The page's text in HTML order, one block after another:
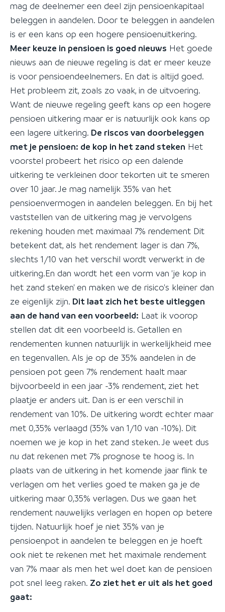
mag de deelnemer een deel zijn pensioenkapitaal
beleggen in aandelen. Door te beleggen in aandelen
is er een kans op een hogere pensioenuitkering.
Meer keuze in pensioen is goed nieuws Het goede
nieuws aan de nieuwe regeling is dat er meer keuze
is voor pensioendeelnemers. En dat is altijd goed.
Het probleem zit, zoals zo vaak, in de uitvoering.
Want de nieuwe regeling geeft kans op een hogere
pensioen uitkering maar er is natuurlijk ook kans op
een lagere uitkering. De riscos van doorbeleggen
met je pensioen: de kop in het zand steken Het
voorstel probeert het risico op een dalende
uitkering te verkleinen door tekorten uit te smeren
over 10 jaar. Je mag namelijk 35% van het
pensioenvermogen in aandelen beleggen. En bij het
vaststellen van de uitkering mag je vervolgens
rekening houden met maximaal 7% rendement Dit
betekent dat, als het rendement lager is dan 7%,
slechts 1/10 van het verschil wordt verwerkt in de
uitkering.En dan wordt het een vorm van 'je kop in
het zand steken' en maken we de risico's kleiner dan
ze eigenlijk zijn. Dit laat zich het beste uitleggen
aan de hand van een voorbeeld: Laat ik voorop
stellen dat dit een voorbeeld is. Getallen en
rendementen kunnen natuurlijk in werkelijkheid mee
en tegenvallen. Als je op de 35% aandelen in de
pensioen pot geen 7% rendement haalt maar
bijvoorbeeld in een jaar -3% rendement, ziet het
plaatje er anders uit. Dan is er een verschil in
rendement van 10%. De uitkering wordt echter maar
met 0,35% verlaagd (35% van 1/10 van -10%). Dit
noemen we je kop in het zand steken. Je weet dus
nu dat rekenen met 7% prognose te hoog is. In
plaats van de uitkering in het komende jaar flink te
verlagen om het verlies goed te maken ga je de
uitkering maar 0,35% verlagen. Dus we gaan het
rendement nauwelijks verlagen en hopen op betere
tijden. Natuurlijk hoef je niet 35% van je
pensioenpot in aandelen te beleggen en je hoeft
ook niet te rekenen met het maximale rendement
van 7% maar als men het wel doet kan de pensioen
pot snel leeg raken. Zo ziet het er uit als het goed
gaat: